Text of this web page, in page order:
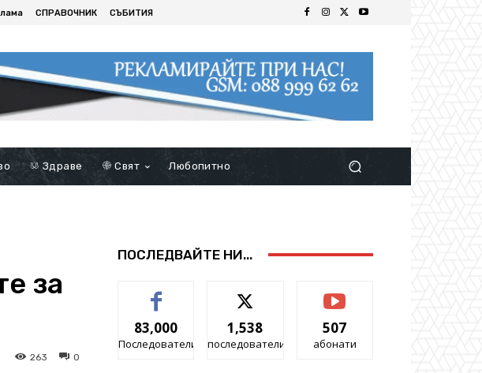
СПРАВОЧНИК СЪБИТИЯ
Здраве Свят Любопитно
за
0
263
ПОСЛЕДВАЙТЕ НИ...
83,000
Последователи
1,538
последователи
507
абонати